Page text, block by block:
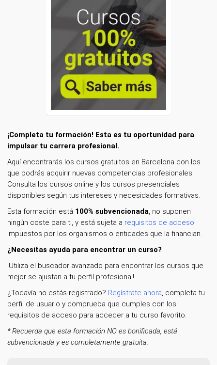
¡Completa tu formación! Esta es tu oportunidad para
impulsar tu carrera profesional.
Aquí encontrarás los cursos gratuitos en Barcelona con los
que podrás adquirir nuevas competencias profesionales.
Consulta los cursos online y los cursos presenciales
disponibles según tus intereses y necesidades formativas.
Esta formación está 100% subvencionada, no suponen
ningún coste para ti, y está sujeta a requisitos de acceso
impuestos por los organismos o entidades que la financian.
¿Necesitas ayuda para encontrar un curso?
¡Utiliza el buscador avanzado para encontrar los cursos que
mejor se ajustan a tu perfil profesional!
¿Todavía no estás registrado? Regístrate ahora, completa tu
perfil de usuario y comprueba que cumples con los
requisitos de acceso para acceder a tu curso favorito.
* Recuerda que esta formación NO es bonificada, está
subvencionada y es completamente gratuita.